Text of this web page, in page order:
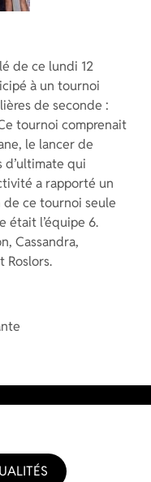
de ce lundi 12
à un tournoi
de seconde :
tournoi comprenait
le lancer de
d’ultimate qui
a rapporté un
ce tournoi seule
était l’équipe 6.
Cassandra,
Roslors.